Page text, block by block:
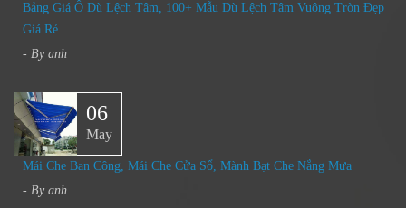
Bảng Giá Ô Dù Lệch Tâm, 100+ Mẫu Dù Lệch Tâm Vuông Tròn Đẹp
Giá Rẻ
- By anh
06
May
Mái Che Ban Công, Mái Che Cửa Sổ, Mành Bạt Che Nắng Mưa
- By anh